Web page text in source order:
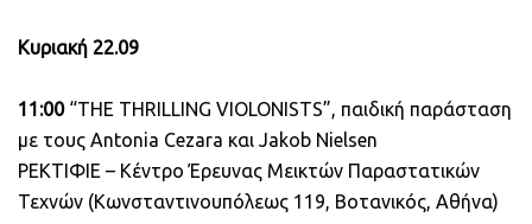
Κυριακή 22.09
11:00 “THE THRILLING VIOLONISTS”, παιδική παράσταση
με τους Antonia Cezara και Jakob Nielsen
ΡΕΚΤΙΦΙΕ – Κέντρο Έρευνας Μεικτών Παραστατικών
Τεχνών (Κωνσταντινουπόλεως 119, Βοτανικός, Αθήνα)